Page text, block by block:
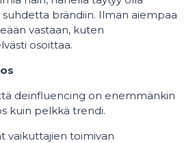
suhdetta brändiin. Ilman aiempaa
vastaan, kuten
osoittaa.
deinfluencing on enemmänkin
kuin pelkkä trendi.
vaikuttajien toimivan